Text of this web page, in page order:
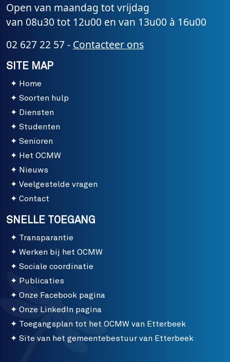
Open van maandag tot vrijdag
van 08u30 tot 12u00 en van 13u00 à 16u00
02 627 22 57 - Contacteer ons
SITE MAP
Home
Soorten hulp
Diensten
Studenten
Senioren
Het OCMW
Nieuws
Veelgestelde vragen
Contact
SNELLE TOEGANG
Transparantie
Werken bij het OCMW
Sociale coordinatie
Publicaties
Onze Facebook pagina
Onze LinkedIn pagina
Toegangsplan tot het OCMW van Etterbeek
Site van het gemeentebestuur van Etterbeek